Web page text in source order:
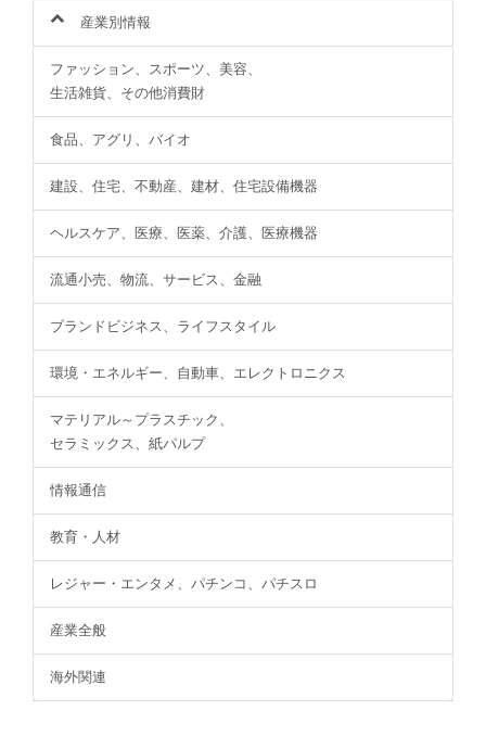
産業別情報
ファッション、スポーツ、美容、
生活雑貨、その他消費財
食品、アグリ、バイオ
建設、住宅、不動産、建材、住宅設備機器
ヘルスケア、医療、医薬、介護、医療機器
流通小売、物流、サービス、金融
ブランドビジネス、ライフスタイル
環境・エネルギー、自動車、エレクトロニクス
マテリアル～プラスチック、
セラミックス、紙パルプ
情報通信
教育・人材
レジャー・エンタメ、パチンコ、パチスロ
産業全般
海外関連